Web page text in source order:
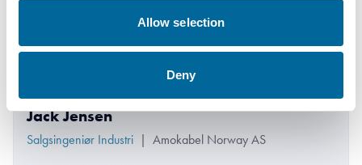
Allow selection
Deny
Jack Jensen
Salgsingeniør Industri | Amokabel Norway AS